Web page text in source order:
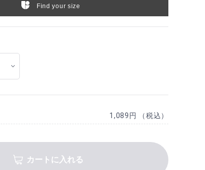
Find your size
1,089円 （税込）
カートに入れる